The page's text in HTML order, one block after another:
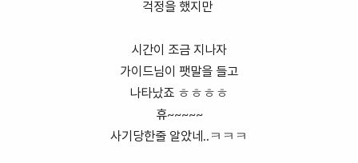
걱정을 했지만
시간이 조금 지나자
가이드님이 팻말을 들고
나타났죠 ㅎㅎㅎㅎ
휴~~~~~
사기당한줄 알았네..ㅋㅋㅋ